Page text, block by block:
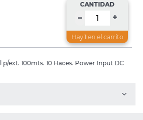
CANTIDAD
– +
Hay 1 en el carrito
ext. 100mts. 10 Haces. Power Input DC